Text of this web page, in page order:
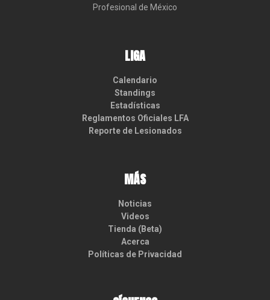
Profesional de México
LIGA
Calendario
Standings
Estadísticas
Reglamentos Oficiales LFA
Reporte de Lesionados
MÁS
Noticias
Videos
Tienda (Beta)
Acerca
Políticas de Privacidad